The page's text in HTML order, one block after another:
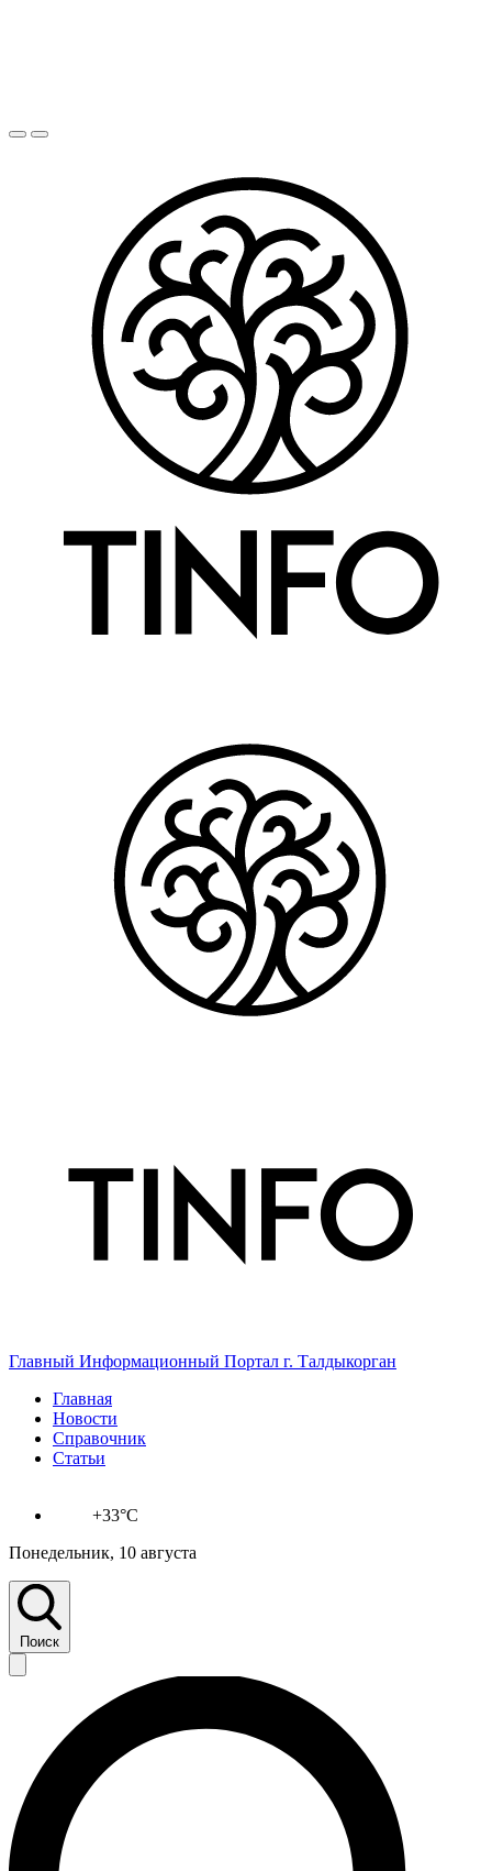
Главный Информационный Портал г. Талдыкорган
Главная
Новости
Справочник
Статьи
+33°C
Понедельник, 10 августа
Поиск